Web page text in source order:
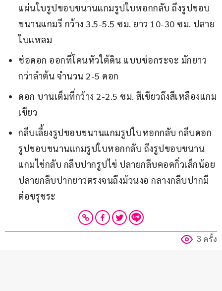
แผ่นใบรูปขอบขนานแกมรูปใบหอกกลับ ถึงรูปขอบ
ขนานแกมรี กว้าง 3.5-5.5 ซม. ยาว 10-30 ซม. ปลาย
ใบแหลม
ช่อดอก ออกที่โคนหัวใต้ดิน แบบช่อกระจะ มักยาว
กว่าลำต้น จำนวน 2-5 ดอก
ดอก บานเต็มที่กว้าง 2-2.5 ซม. สีเขียวถึงสีเหลืองแกม
เขียว
กลีบเลี้ยงรูปขอบขนานแกมรูปใบหอกกลับ กลีบดอก
รูปขอบขนานแกมรูปใบหอกกลับ ถึงรูปขอบขนาน
แกมไข่กลับ กลีบปากรูปไข่ ปลายกลีบคอดกิ่วเล็กน้อย
ปลายกลีบปากยาวตรงจนถึงม้วนงอ กลางกลีบปากมี
ต่อขรุขระ
3 ครั้ง